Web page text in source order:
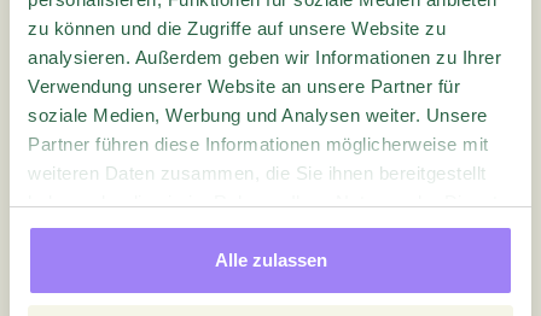
zu können und die Zugriffe auf unsere Website zu
analysieren. Außerdem geben wir Informationen zu Ihrer
Verwendung unserer Website an unsere Partner für
soziale Medien, Werbung und Analysen weiter. Unsere
Partner führen diese Informationen möglicherweise mit
weiteren Daten zusammen, die Sie ihnen bereitgestellt
haben oder die sie im Rahmen Ihrer Nutzung der Dienste
gesammelt haben.
Alle zulassen
Wenn der Befragte antwortet, erhält die
diese kann in der Mail auf den Link Rückmeldung